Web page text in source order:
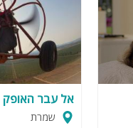
אל עבר האופק
שמרת